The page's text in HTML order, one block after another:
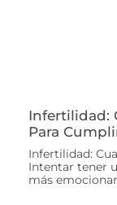
Infertilidad:
Para
Infertilidad:
Intentar tener
más